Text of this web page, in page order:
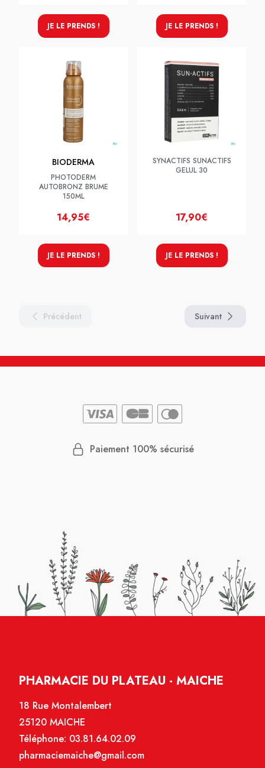
JE LE PRENDS ! JE LE PRENDS !
BIODERMA
PHOTODERM
AUTOBRONZ BRUME
150ML
14,95€
JE LE PRENDS !
SYNACTIFS SUNACTIFS
GELUL 30
17,90€
JE LE PRENDS !
Précédent Suivant
Paiement 100% sécurisé
PHARMACIE DU PLATEAU - MAICHE
18 Rue Montalembert
25120 MAICHE
Téléphone: 03.81.64.02.09
pharmaciemaiche@gmail.com